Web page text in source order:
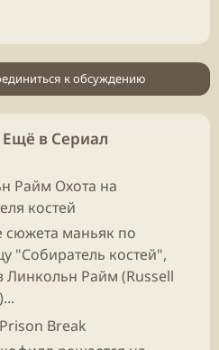
к обсуждению
Ещё в Сериал
Райм Охота на
костей
сюжета маньяк по
"Собиратель костей",
Линкольн Райм (Russell
Break